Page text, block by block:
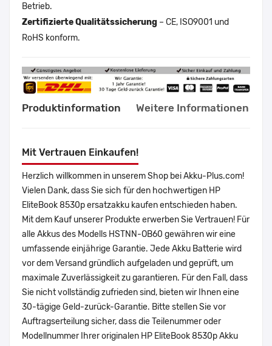
Betrieb.
Zertifizierte Qualitätssicherung – CE, ISO9001 und
RoHS konform.
Produktinformation Weitere Informationen
Mit Vertrauen Einkaufen!
Herzlich willkommen in unserem Shop bei Akku-Plus.com!
Vielen Dank, dass Sie sich für den hochwertigen HP
EliteBook 8530p ersatzakku kaufen entschieden haben.
Mit dem Kauf unserer Produkte erwerben Sie Vertrauen! Für
alle Akkus des Modells HSTNN-OB60 gewähren wir eine
umfassende einjährige Garantie. Jede Akku Batterie wird
vor dem Versand gründlich aufgeladen und geprüft, um
maximale Zuverlässigkeit zu garantieren. Für den Fall, dass
Sie nicht vollständig zufrieden sind, bieten wir Ihnen eine
30-tägige Geld-zurück-Garantie. Bitte stellen Sie vor
Auftragserteilung sicher, dass die Teilenummer oder
Modellnummer Ihrer originalen HP EliteBook 8530p Akku